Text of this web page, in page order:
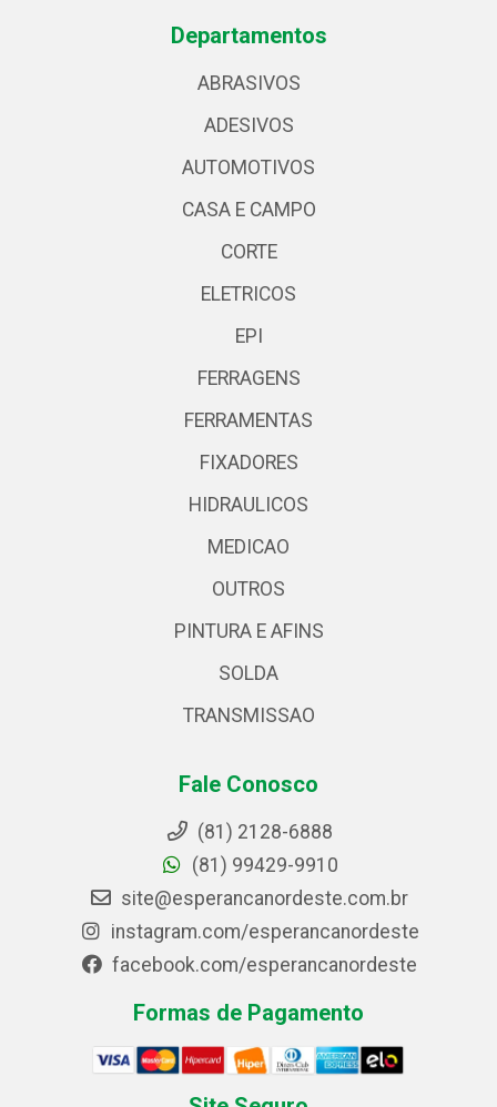
Departamentos
ABRASIVOS
ADESIVOS
AUTOMOTIVOS
CASA E CAMPO
CORTE
ELETRICOS
EPI
FERRAGENS
FERRAMENTAS
FIXADORES
HIDRAULICOS
MEDICAO
OUTROS
PINTURA E AFINS
SOLDA
TRANSMISSAO
Fale Conosco
(81) 2128-6888
(81) 99429-9910
site@esperancanordeste.com.br
instagram.com/esperancanordeste
facebook.com/esperancanordeste
Formas de Pagamento